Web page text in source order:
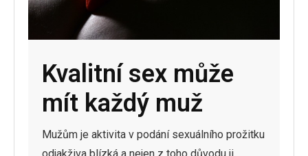
Kvalitní sex může
mít každý muž
Mužům je aktivita v podání sexuálního prožitku